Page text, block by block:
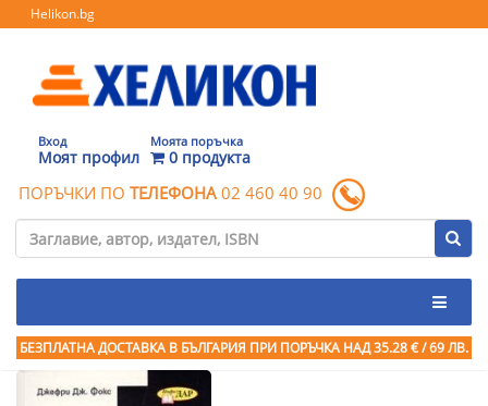
Helikon.bg
Вход
Моят профил
Моята поръчка
0 продукта
ПОРЪЧКИ ПО ТЕЛЕФОНА 02 460 40 90
БЕЗПЛАТНА ДОСТАВКА В БЪЛГАРИЯ ПРИ ПОРЪЧКА НАД 35.28 € / 69 ЛВ.